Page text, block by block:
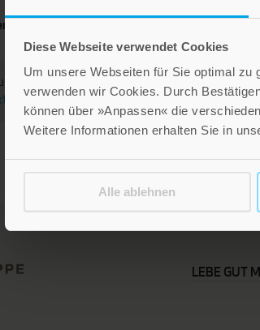
Diese Webseite verwendet Cookies
Um unsere Webseiten für Sie optimal
verwenden wir Cookies. Durch
können über »Anpassen« die
Weitere Informationen erhalten Sie in
Alle ablehnen
und Medien
als:Andachtsbild mit Text,
Postkarte
LEBE GUT